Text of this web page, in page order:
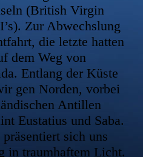
(British Virgin
Zur Abwechslung
die letzte hatten
dem Weg von
Entlang der Küste
gen Norden, vorbei
Antillen
Eustatius und Saba.
sich uns
in traumhaftem Licht.